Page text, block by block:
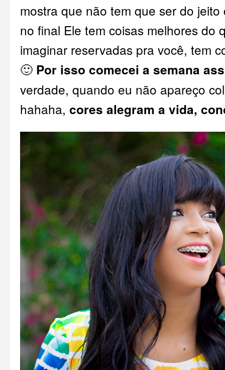
mostra que não tem que ser do
no final Ele tem coisas melhores do
imaginar reservadas pra você, tem
🙂 Por isso comecei a semana
verdade, quando eu não apareço
hahaha, cores alegram a vida,